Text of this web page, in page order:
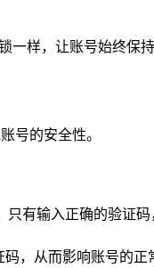
一样，让账号始终保持
号的安全性。
有输入正确的验证
，从而影响账号的正